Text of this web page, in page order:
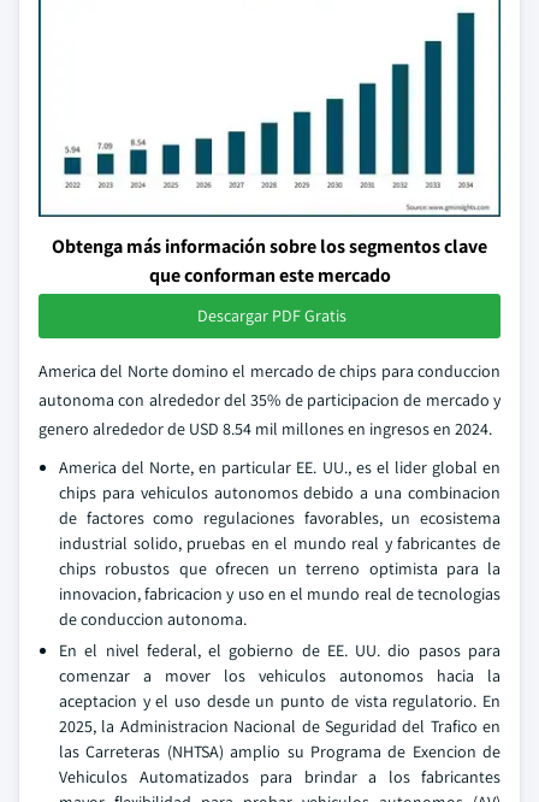
Obtenga más información sobre los segmentos clave
que conforman este mercado
Descargar PDF Gratis
America del Norte domino el mercado de chips para conduccion
autonoma con alrededor del 35% de participacion de mercado y
genero alrededor de USD 8.54 mil millones en ingresos en 2024.
America del Norte, en particular EE. UU., es el lider global en
chips para vehiculos autonomos debido a una combinacion
de factores como regulaciones favorables, un ecosistema
industrial solido, pruebas en el mundo real y fabricantes de
chips robustos que ofrecen un terreno optimista para la
innovacion, fabricacion y uso en el mundo real de tecnologias
de conduccion autonoma.
En el nivel federal, el gobierno de EE. UU. dio pasos para
comenzar a mover los vehiculos autonomos hacia la
aceptacion y el uso desde un punto de vista regulatorio. En
2025, la Administracion Nacional de Seguridad del Trafico en
las Carreteras (NHTSA) amplio su Programa de Exencion de
Vehiculos Automatizados para brindar a los fabricantes